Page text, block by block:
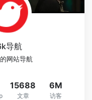
导航
网站导航
15688
文章
6M
访客